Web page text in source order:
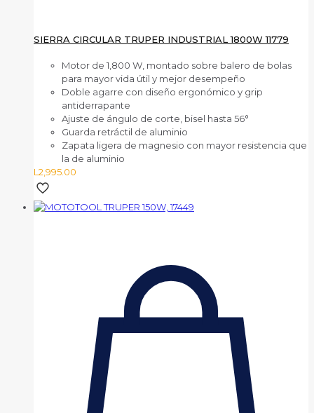
SIERRA CIRCULAR TRUPER INDUSTRIAL 1800W 11779
Motor de 1,800 W, montado sobre balero de bolas
para mayor vida útil y mejor desempeño
Doble agarre con diseño ergonómico y grip
antiderrapante
Ajuste de ángulo de corte, bisel hasta 56°
Guarda retráctil de aluminio
Zapata ligera de magnesio con mayor resistencia que
la de aluminio
L 2,995.00